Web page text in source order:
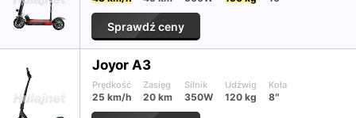
Sprawdź ceny
Joyor A3
Prędkość
25 km/h
Zasięg
20 km
Silnik
350W
Udźwig
120 kg
Koła
8″